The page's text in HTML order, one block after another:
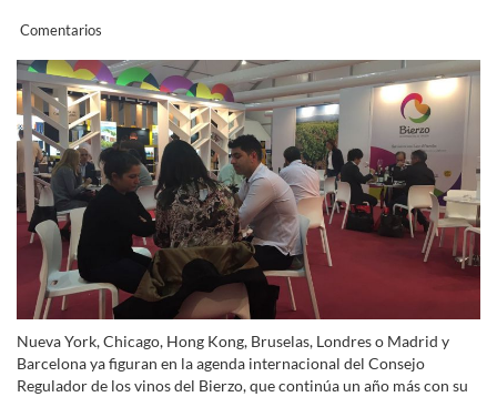
Comentarios
Nueva York, Chicago, Hong Kong, Bruselas, Londres o Madrid y
Barcelona ya figuran en la agenda internacional del Consejo
Regulador de los vinos del Bierzo, que continúa un año más con su